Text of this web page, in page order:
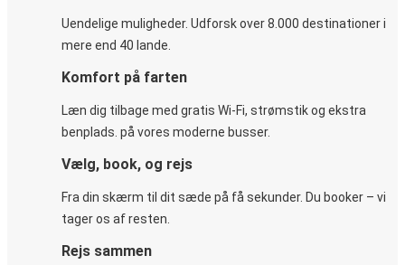
Uendelige muligheder. Udforsk over 8.000 destinationer i
mere end 40 lande.
Komfort på farten
Læn dig tilbage med gratis Wi-Fi, strømstik og ekstra
benplads. på vores moderne busser.
Vælg, book, og rejs
Fra din skærm til dit sæde på få sekunder. Du booker – vi
tager os af resten.
Rejs sammen